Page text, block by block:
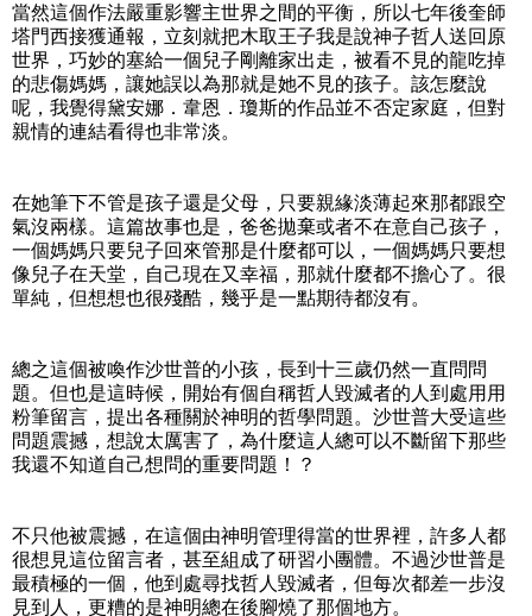
當然這個作法嚴重影響主世界之間的平衡，所以七年後奎師
塔門西接獲通報，立刻就把木取王子我是說神子哲人送回原
世界，巧妙的塞給一個兒子剛離家出走，被看不見的龍吃掉
的悲傷媽媽，讓她誤以為那就是她不見的孩子。該怎麼說
呢，我覺得黛安娜．韋恩．瓊斯的作品並不否定家庭，但對
親情的連結看得也非常淡。
在她筆下不管是孩子還是父母，只要親緣淡薄起來那都跟空
氣沒兩樣。這篇故事也是，爸爸拋棄或者不在意自己孩子，
一個媽媽只要兒子回來管那是什麼都可以，一個媽媽只要想
像兒子在天堂，自己現在又幸福，那就什麼都不擔心了。很
單純，但想想也很殘酷，幾乎是一點期待都沒有。
總之這個被喚作沙世普的小孩，長到十三歲仍然一直問問
題。但也是這時候，開始有個自稱哲人毀滅者的人到處用用
粉筆留言，提出各種關於神明的哲學問題。沙世普大受這些
問題震撼，想說太厲害了，為什麼這人總可以不斷留下那些
我還不知道自己想問的重要問題！？
不只他被震撼，在這個由神明管理得當的世界裡，許多人都
很想見這位留言者，甚至組成了研習小團體。不過沙世普是
最積極的一個，他到處尋找哲人毀滅者，但每次都差一步沒
見到人，更糟的是神明總在後腳燒了那個地方。